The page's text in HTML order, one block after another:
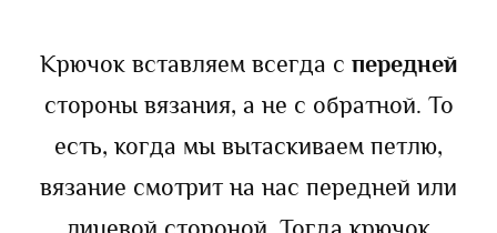
Крючок вставляем всегда с передней
стороны вязания, а не с обратной. То
есть, когда мы вытаскиваем петлю,
вязание смотрит на нас передней или